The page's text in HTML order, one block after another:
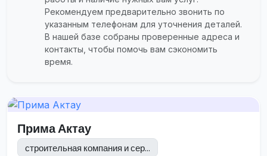
Рекомендуем предварительно звонить по
указанным телефонам для уточнения деталей.
В нашей базе собраны проверенные адреса и
контакты, чтобы помочь вам сэкономить
время.
Прима Актау
строительная компания и сер...